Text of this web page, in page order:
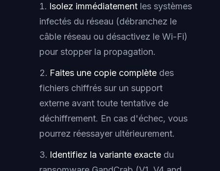
Isolez immédiatement les systèmes
infectés du réseau (débranchez le
câble réseau ou désactivez le Wi-Fi)
pour stopper la propagation.
Faites une copie complète des
fichiers chiffrés sur un support
externe avant toute tentative de
déchiffrement. En cas d'échec, vous
pourrez réessayer ultérieurement.
Identifiez la variante exacte du